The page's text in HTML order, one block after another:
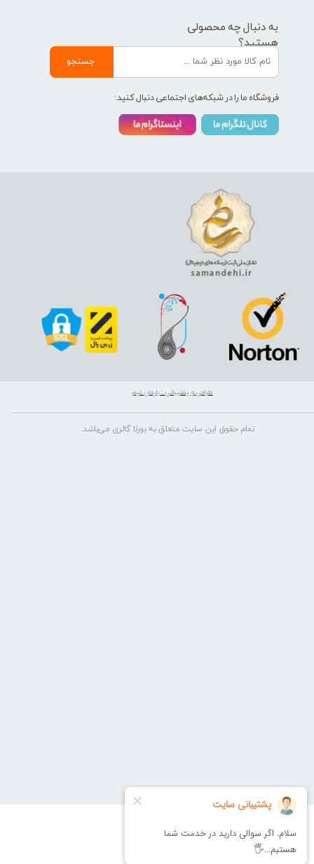
تمام حقوق این سایت متعلق به بورلا گالری می‌باشد.
طراحی و پشتیبانی : بارمان تیم
به دنبال چه محصولی
هستید؟
جستجو
فروشگاه ما را در شبکه‌های اجتماعی دنبال کنید: